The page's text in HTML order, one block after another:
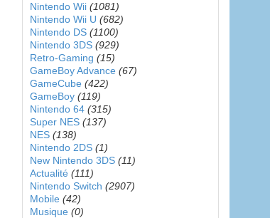
Nintendo Wii (1081)
Nintendo Wii U (682)
Nintendo DS (1100)
Nintendo 3DS (929)
Retro-Gaming (15)
GameBoy Advance (67)
GameCube (422)
GameBoy (119)
Nintendo 64 (315)
Super NES (137)
NES (138)
Nintendo 2DS (1)
New Nintendo 3DS (11)
Actualité (111)
Nintendo Switch (2907)
Mobile (42)
Musique (0)